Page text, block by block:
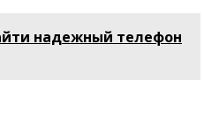
надежный телефон